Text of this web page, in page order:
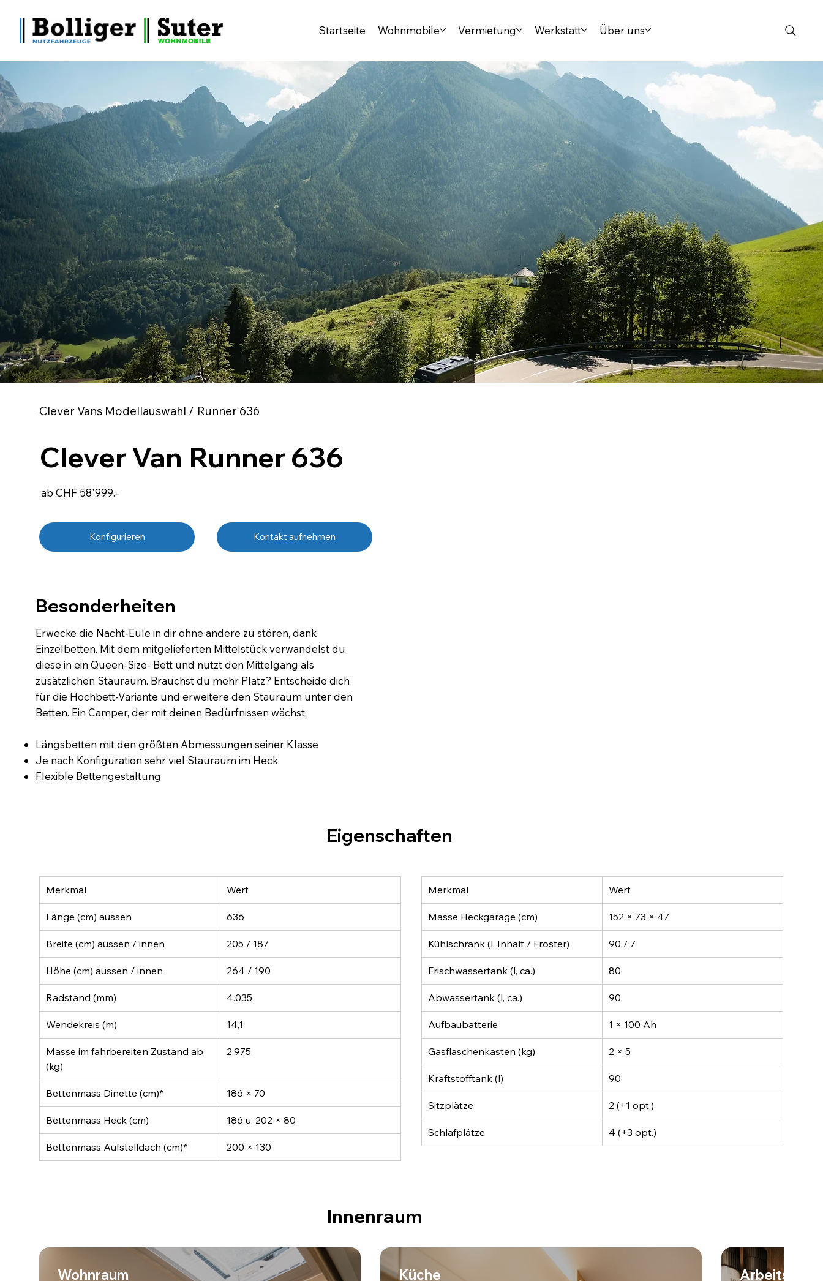
Startseite Wohnmobile Vermietung Werkstatt Über uns
Clever Vans Modellauswahl / Runner 636
Clever Van Runner 636
ab CHF 58'999.–
Konfigurieren Kontakt aufnehmen
Besonderheiten
Erwecke die Nacht-Eule in dir ohne andere zu stören, dank
Einzelbetten. Mit dem mitgelieferten Mittelstück verwandelst du
diese in ein Queen-Size- Bett und nutzt den Mittelgang als
zusätzlichen Stauraum. Brauchst du mehr Platz? Entscheide dich
für die Hochbett-Variante und erweitere den Stauraum unter den
Betten. Ein Camper, der mit deinen Bedürfnissen wächst.
Längsbetten mit den größten Abmessungen seiner Klasse
Je nach Konfiguration sehr viel Stauraum im Heck
Flexible Bettengestaltung
Eigenschaften
Merkmal Wert
Länge (cm) aussen 636
Breite (cm) aussen / innen 205 / 187
Höhe (cm) aussen / innen 264 / 190
Radstand (mm) 4.035
Wendekreis (m) 14,1
Masse im fahrbereiten Zustand ab
(kg)
2.975
Bettenmass Dinette (cm)* 186 × 70
Bettenmass Heck (cm) 186 u. 202 × 80
Bettenmass Aufstelldach (cm)* 200 × 130
Merkmal Wert
Masse Heckgarage (cm) 152 × 73 × 47
Kühlschrank (l, Inhalt / Froster) 90 / 7
Frischwassertank (l, ca.) 80
Abwassertank (l, ca.) 90
Aufbaubatterie 1 × 100 Ah
Gasflaschenkasten (kg) 2 × 5
Kraftstofftank (l) 90
Sitzplätze 2 (+1 opt.)
Schlafplätze 4 (+3 opt.)
Innenraum
Wohnraum Küche